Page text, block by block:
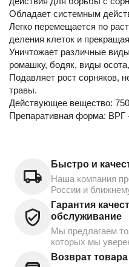
Обладает системным
Легко перемещается по
деления клеток и прекращая
Уничтожает различные
ромашку, бодяк, виды
Подавляет рост сорняков,
травы.
Действующее вещество: 750
Препаративная форма: ВРГ
Быстро и
Наша компания
России и
Гарантия
обслуживание
Мы предлагаем
которых мы
Возврат